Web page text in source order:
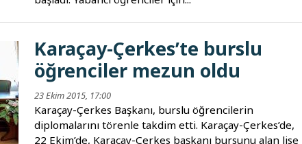
Karaçay-Çerkes’te burslu
öğrenciler mezun oldu
23 Ekim 2015, 17:00
Karaçay-Çerkes Başkanı, burslu öğrencilerin
diplomalarını törenle takdim etti. Karaçay-Çerkes’de,
22 Ekim’de, Karaçay-Çerkes başkanı bursunu alan lise